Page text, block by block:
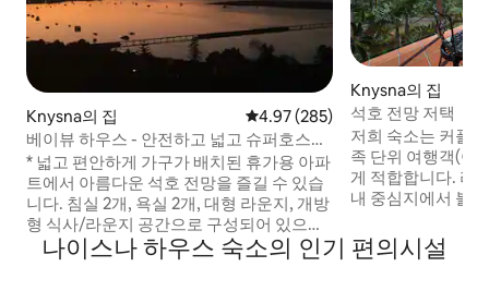
Knysna의 집 평점 4.97점(5점 만점), 후기 285
4.97 (285)
베이뷰 하우스 - 안전하고 넓고 슈퍼호스트
와 전망
* 넓고 편안하게 가구가 배치된 휴가용 아파
트에서 아름다운 석호 전망을 즐길 수 있습
니다. 침실 2개, 욕실 2개, 대형 라운지, 개방
형 식사/라운지 공간으로 구성되어 있으며
6명이 숙박할 수 있습니다. * 메인 침실에는
어린이 2명을 위한 어린이 친화적인 더블 이
Knysna의 집
석호 전망 저택
저희 숙소는 커플,
족 단위 여행객(아
게 적합합니다. 라
내 중심지에서 불
이터링 숙소입니
해변에서 5km 거
나이스나 하우스 숙소의 인기 편의시설